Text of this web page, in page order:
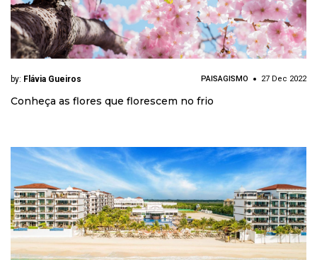
by: Flávia Gueiros PAISAGISMO 27 Dec 2022
Conheça as flores que florescem no frio